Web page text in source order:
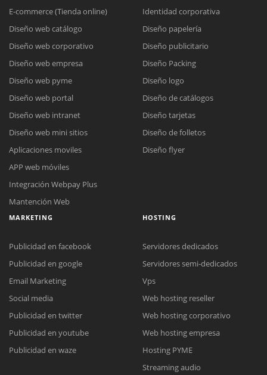
Reunión online
Meet para la reunión online.
Cotización
Chat Online
Todos nuestros ejecutivos están fuera de línea. Complete el formulario
E-commerce (Tienda online)
Diseño web catálogo
Diseño web corporativo
Diseño web empresa
Diseño web pyme
Diseño web portal
Diseño web intranet
Diseño web mini sitios
Aplicaciones moviles
APP web móviles
Integración Webpay Plus
Mantención Web
Identidad corporativa
Diseño papelería
Diseño publicitario
Diseño Packing
Diseño logo
Diseño de catálogos
Diseño tarjetas
Diseño de folletos
Diseño flyer
MARKETING
Publicidad en facebook
Publicidad en google
Email Marketing
Social media
Publicidad en twitter
Publicidad en youtube
Publicidad en waze
HOSTING
Servidores dedicados
Servidores semi-dedicados
Vps
Web hosting reseller
Web hosting corporativo
Web hosting empresa
Hosting PYME
Streaming audio